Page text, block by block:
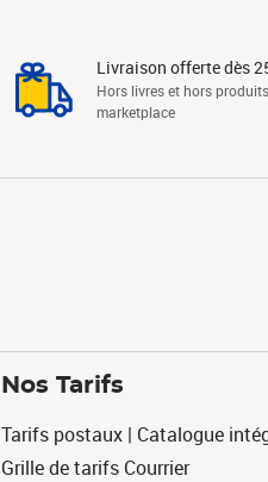
Livraison offerte dès
Hors livres et hors produits
marketplace
Nos Tarifs
Tarifs postaux | Catalogue
Grille de tarifs Courrier